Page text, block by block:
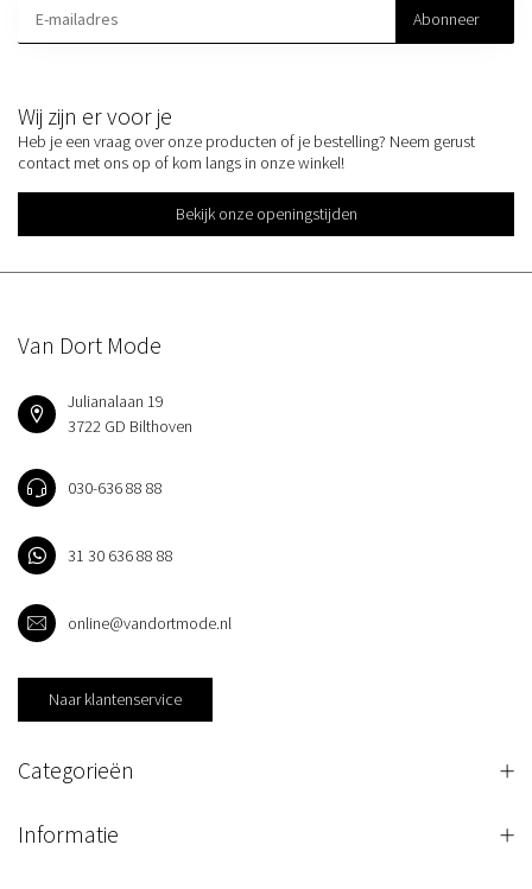
Wij zijn er voor je
Heb je een vraag over onze producten of je bestelling? Neem gerust
contact met ons op of kom langs in onze winkel!
Bekijk onze openingstijden
Abonneer
Van Dort Mode
Julianalaan 19
3722 GD Bilthoven
030-636 88 88
31 30 636 88 88
online@vandortmode.nl
Naar klantenservice
Categorieën
Informatie